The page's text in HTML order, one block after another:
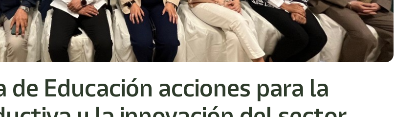
Educación acciones para la